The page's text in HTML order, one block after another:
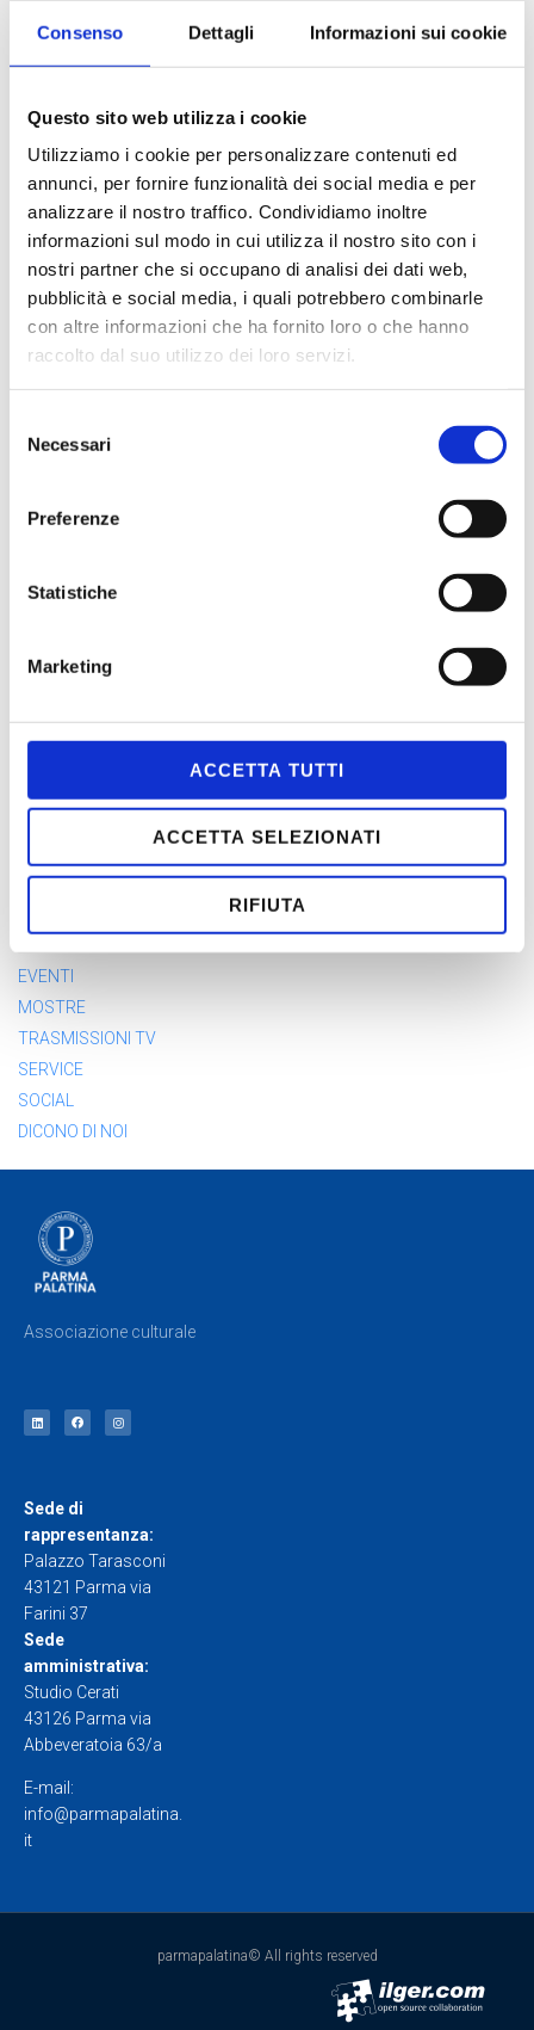
Consenso Dettagli Informazioni sui cookie
Questo sito web utilizza i cookie
Utilizziamo i cookie per personalizzare contenuti ed
annunci, per fornire funzionalità dei social media e per
analizzare il nostro traffico. Condividiamo inoltre
informazioni sul modo in cui utilizza il nostro sito con i
nostri partner che si occupano di analisi dei dati web,
pubblicità e social media, i quali potrebbero combinarle
con altre informazioni che ha fornito loro o che hanno
raccolto dal suo utilizzo dei loro servizi.
delNecessari
Preferenze
Statistiche
Marketing
ACCETTA TUTTI
ACCETTA SELEZIONATI
RIFIUTA
ARTICOLI RECENTI
Magnani Rocca Apertura
Parma
DEDALO
MENÙ
SCOPI
EVENTI
MOSTRE
TRASMISSIONI TV
SERVICE
SOCIAL
DICONO DI NOI
Associazione culturale
Sede di
rappresentanza:
Palazzo Tarasconi
43121 Parma via
Farini 37
Sede
amministrativa:
Studio Cerati
43126 Parma via
Abbeveratoia 63/a
E-mail:
info@parmapalatina.
it
parmapalatina© All rights reserved